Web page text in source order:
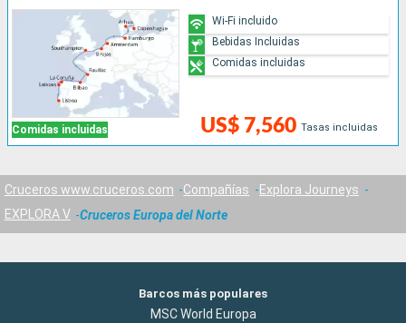
Comidas incluidas US$ 7,560 Tasas incluidas
Wi-Fi incluido
Bebidas Incluidas
Comidas incluidas
Cruceros www.cruceros.com Compañías
Explora Journeys
EXPLORA V
Cruceros Europa del Norte
Barcos más populares
MSC World Europa